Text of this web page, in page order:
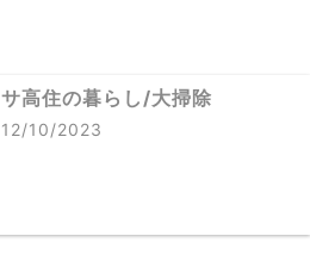
サ高住の暮らし/大掃除
12/10/2023